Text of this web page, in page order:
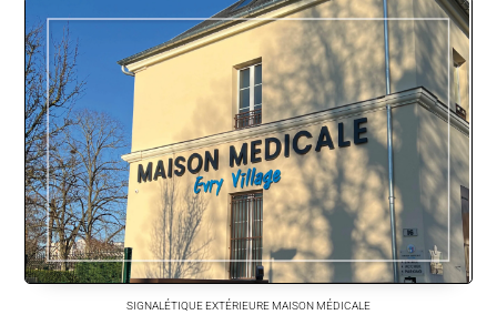
SIGNALÉTIQUE EXTÉRIEURE MAISON MÉDICALE